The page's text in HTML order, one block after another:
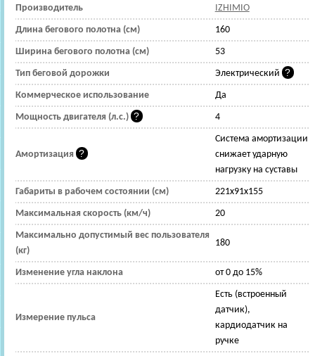
Производитель IZHIMIO
Длина бегового полотна (см) 160
Ширина бегового полотна (см) 53
Тип беговой дорожки Электрический
Коммерческое использование Да
Мощность двигателя (л.с.) 4
Амортизация
Cистема амортизации
снижает ударную
нагрузку на суставы
Габариты в рабочем состоянии (см) 221x91x155
Максимальная скорость (км/ч) 20
Максимально допустимый вес пользователя
(кг)
180
Изменение угла наклона от 0 до 15%
Измерение пульса
Есть (встроенный
датчик),
кардиодатчик на
ручке